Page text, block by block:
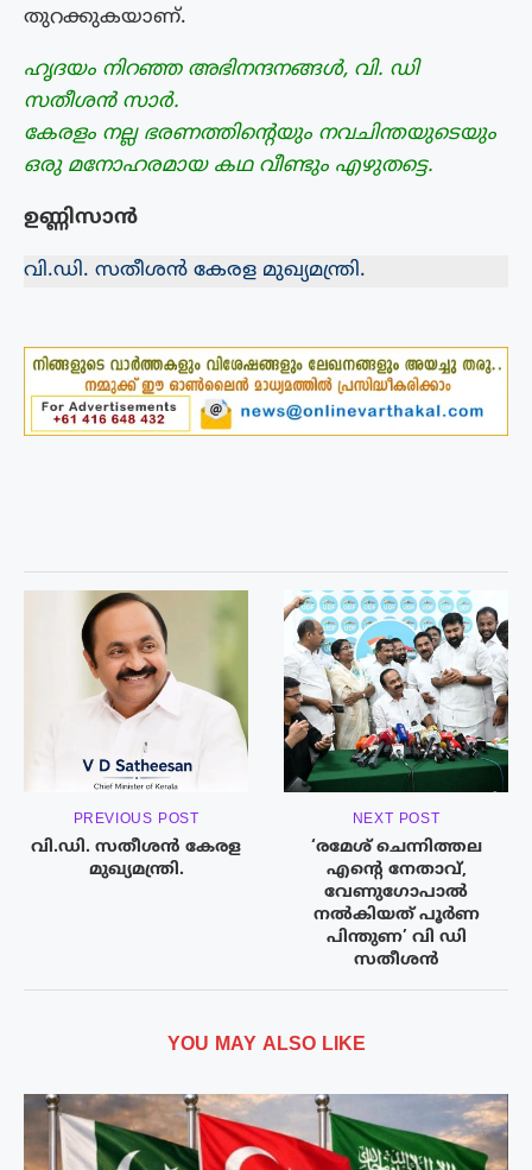
തുറക്കുകയാണ്.
ഹൃദയം നിറഞ്ഞ അഭിനന്ദനങ്ങൾ, വി. ഡി
സതീശൻ സാർ.
കേരളം നല്ല ഭരണത്തിന്റെയും നവചിന്തയുടെയും
ഒരു മനോഹരമായ കഥ വീണ്ടും എഴുതട്ടെ.
ഉണ്ണിസാൻ
വി.ഡി. സതീശൻ കേരള മുഖ്യമന്ത്രി.
PREVIOUS POST
വി.ഡി. സതീശൻ കേരള
മുഖ്യമന്ത്രി.
NEXT POST
‘രമേശ് ചെന്നിത്തല
എന്റെ നേതാവ്,
വേണുഗോപാൽ
നൽകിയത് പൂർണ
പിന്തുണ’ വി ഡി
സതീശൻ
YOU MAY ALSO LIKE